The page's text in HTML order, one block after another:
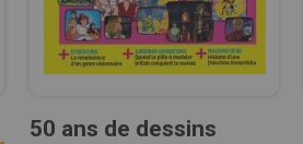
50 ans de dessins